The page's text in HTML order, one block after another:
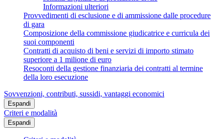
Informazioni ulteriori
Provvedimenti di esclusione e di ammissione dalle procedure
di gara
Composizione della commissione giudicatrice e curricula dei
suoi componenti
Contratti di acquisto di beni e servizi di importo stimato
superiore a 1 milione di euro
Resoconti della gestione finanziaria dei contratti al termine
della loro esecuzione
Sovvenzioni, contributi, sussidi, vantaggi economici
Espandi
Criteri e modalità
Espandi